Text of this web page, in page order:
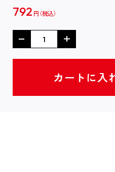
792 円